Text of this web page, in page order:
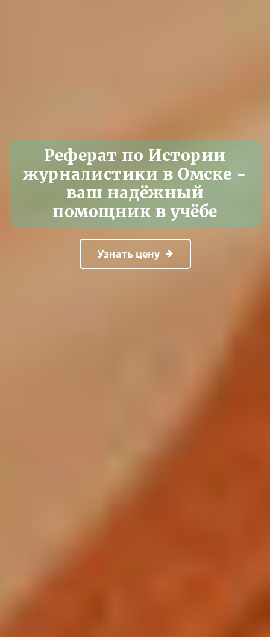
Реферат по Истории
журналистики в Омске -
ваш надёжный
помощник в учёбе
Узнать цену